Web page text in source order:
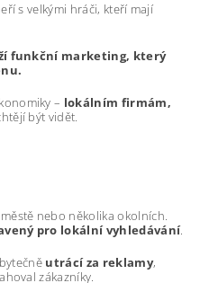
s velkými hráči, kteří mají
funkční marketing, který
– lokálním firmám,
být vidět.
nebo několika okolních.
pro lokální vyhledávání.
utrácí za reklamy,
zákazníky.